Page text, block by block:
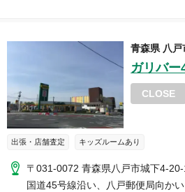
青森県 八戸
ガリバー
CLOSE
出張・店舗査定 キッズルームあり
〒031-0072 青森県八戸市城下4-20-
国道45号線沿い、八戸郵便局向かい